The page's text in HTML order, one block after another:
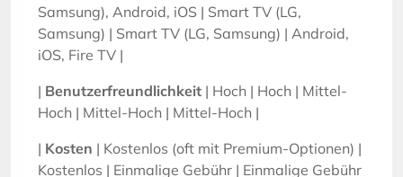
Samsung), Android, iOS | Smart TV (LG,
Samsung) | Smart TV (LG, Samsung) | Android,
iOS, Fire TV |
| Benutzerfreundlichkeit | Hoch | Hoch | Mittel-
Hoch | Mittel-Hoch | Mittel-Hoch |
| Kosten | Kostenlos (oft mit Premium-Optionen) |
Kostenlos | Einmalige Gebühr | Einmalige Gebühr